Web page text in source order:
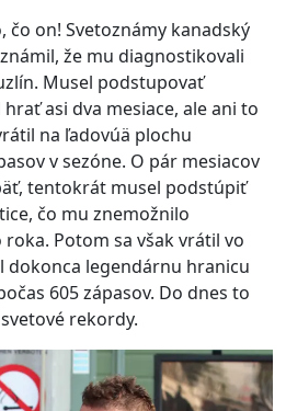
čo on! Svetoznámy kanadský
že mu diagnostikovali
Musel podstupovať
asi dva mesiace, ale ani to
na ľadovúä plochu
v sezóne. O pár mesiacov
tentokrát musel podstúpiť
čo mu znemožnilo
Potom sa však vrátil vo
dokonca legendárnu hranicu
605 zápasov. Do dnes to
rekordy.